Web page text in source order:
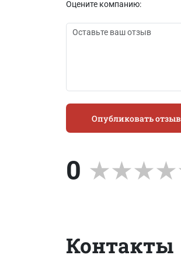
Оцените компанию:
Опубликовать отзыв
0
Контакты